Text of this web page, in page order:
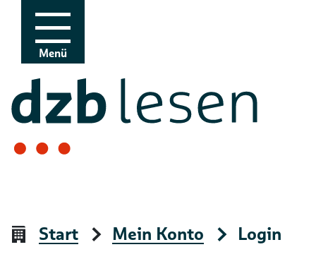
Zur Navigation
Zum Inhalt
Menü
Start Mein Konto Login